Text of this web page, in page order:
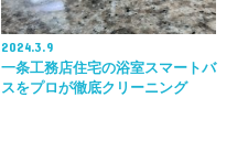
2024.3.9
一条工務店住宅の浴室スマートバ
スをプロが徹底クリーニング